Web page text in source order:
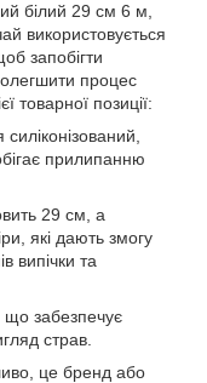
білий 29 см 6 м,
використовується
запобігти
процес
товарної позиції:
прилипанню
29 см, а
які дають змогу
випічки та
що забезпечує
страв.
це бренд або